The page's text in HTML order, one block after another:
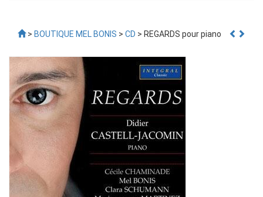
> BOUTIQUE MEL BONIS > CD > REGARDS pour piano